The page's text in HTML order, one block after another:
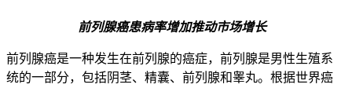
前列腺癌患病率增加推动市场增长
前列腺癌是一种发生在前列腺的癌症，前列腺是男性生殖系
统的一部分，包括阴茎、精囊、前列腺和睾丸。根据世界癌